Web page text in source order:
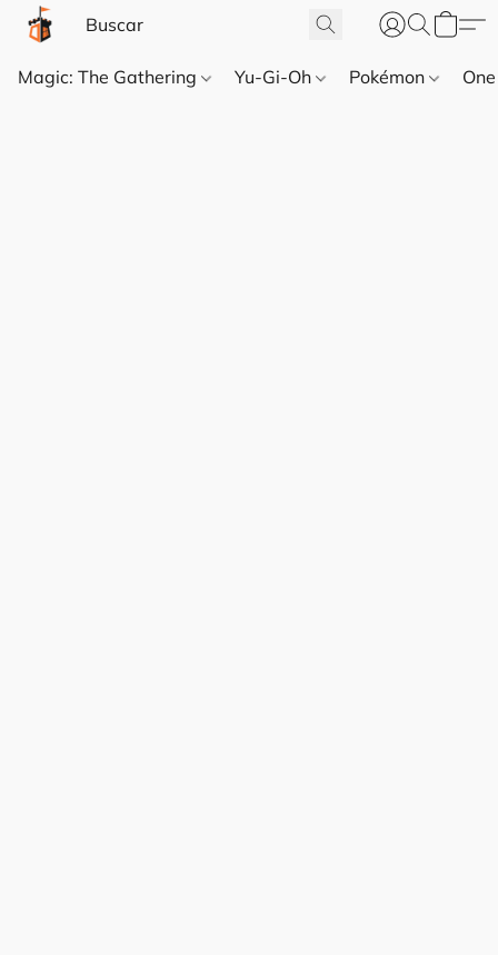
Magic: The Gathering Yu-Gi-Oh Pokémon